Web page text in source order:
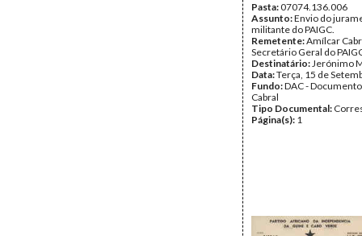
Pasta:07074.136.006
Assunto:Envio do
militante do PAIGC.
Remetente:Amílcar
Secretário Geral do
Destinatário:Jerónimo
Data:Terça, 15 de
Fundo:DAC -
Cabral
Tipo Documental:
Página(s): 1